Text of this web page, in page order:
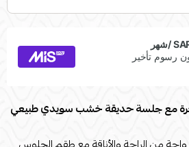
مع جلسة حديقة خشب سويدي طبيعي